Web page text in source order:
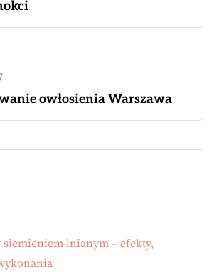
owłosienia Warszawa
siemieniem lnianym – efekty,